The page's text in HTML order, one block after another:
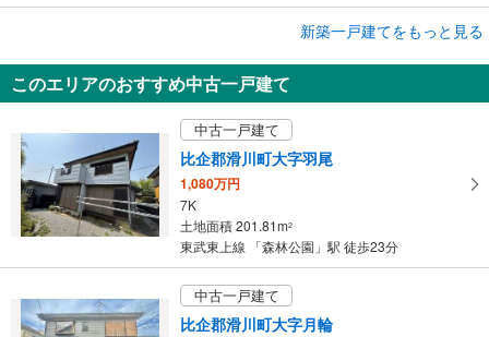
比企郡滑川町大字月輪
4LDK
土地面積 166m2
東武東上線 「武蔵嵐山」駅 徒歩12分
新築一戸建てをもっと見る
このエリアのおすすめ中古一戸建て
中古一戸建て
比企郡滑川町大字羽尾
1,080万円
7K
土地面積 201.81m2
東武東上線 「森林公園」駅 徒歩23分
中古一戸建て
比企郡滑川町大字月輪